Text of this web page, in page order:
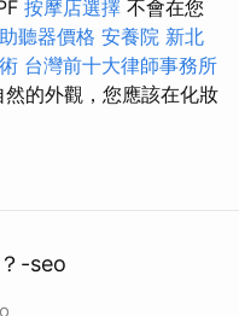
按摩店選擇 不會在您
助聽器價格 安養院 新北
台灣前十大律師事務所
的外觀，您應該在化妝
-seo